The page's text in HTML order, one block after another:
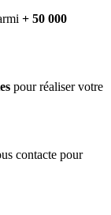
+ 50 000
pour réaliser votre
contacte pour